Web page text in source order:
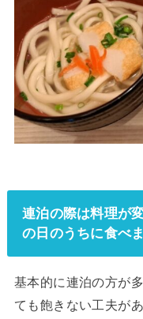
連泊の際は料理が
の日のうちに食べ
基本的に連泊の方が
ても飽きない工夫が